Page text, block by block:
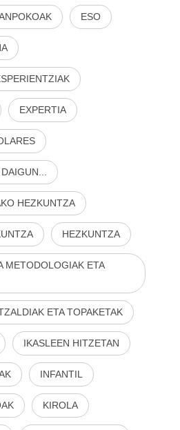
ESO
EXPERTIA
HEZKUNTZA
HEZKUNTZA
METODOLOGIAK ETA
ETA TOPAKETAK
IKASLEEN HITZETAN
INFANTIL
KIROLA